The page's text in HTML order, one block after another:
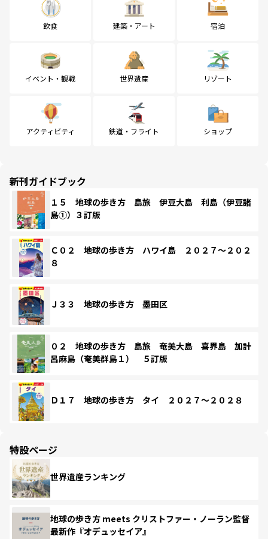
飲食 建築・アート 宿泊
イベント・観戦 世界遺産 リゾート
アクティビティ 鉄道・フライト ショップ
新刊ガイドブック
１５ 地球の歩き方 島旅 伊豆大島 利島（伊豆諸
島①）３訂版
Ｃ０２ 地球の歩き方 ハワイ島 ２０２７～２０２
８
Ｊ３３ 地球の歩き方 墨田区
０２ 地球の歩き方 島旅 奄美大島 喜界島 加計
呂麻島（奄美群島１） ５訂版
Ｄ１７ 地球の歩き方 タイ ２０２７～２０２８
特設ページ
世界遺産ランキング
地球の歩き方 meets クリストファー・ノーラン監督
最新作『オデュッセイア』